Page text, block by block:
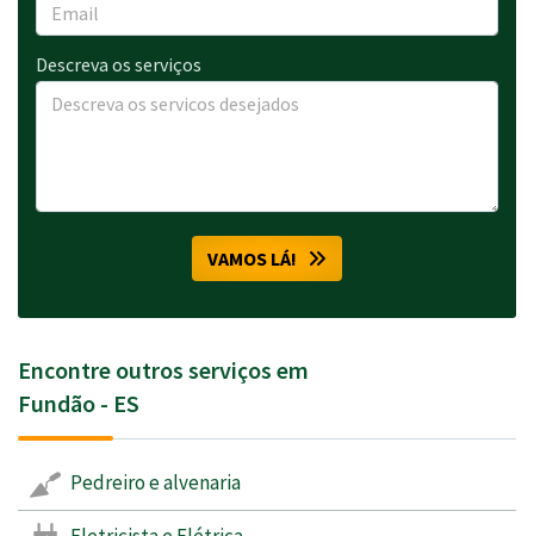
Descreva os serviços
VAMOS LÁ!
Encontre outros serviços em
Fundão - ES
Pedreiro e alvenaria